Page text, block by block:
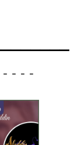
- - -